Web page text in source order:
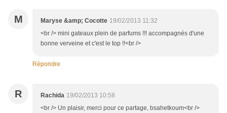
M Maryse &amp; Cocotte 19/02/2013 11:32
<br /> mini gateaux plein de parfums !!! accompagnés d'une
bonne verveine et c'est le top !!<br />
Répondre
R Rachida 19/02/2013 10:58
<br /> Un plaisir, merci pour ce partage, bsahetkoum<br />